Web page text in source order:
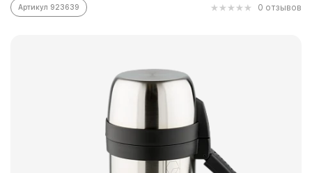
Артикул 923639 0 отзывов